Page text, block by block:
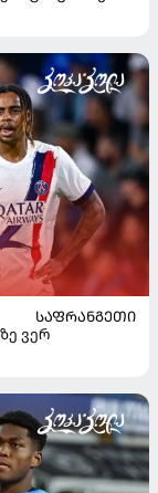
ᲡᲐᲤᲠᲐᲜᲒᲔᲗᲘ
ვერ